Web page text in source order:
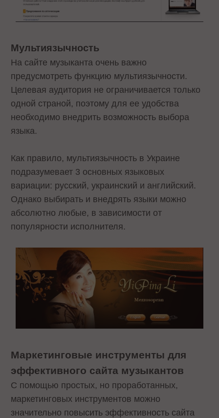
Мультиязычность
На сайте музыканта очень важно
предусмотреть функцию мультиязычности.
Целевая аудитория не ограничивается только
одной страной, поэтому для ее удобства
необходимо внедрить возможность выбора
языка.
Как правило, мультиязычность в Украине
подразумевает 3 основных языковых
вариации: русский, украинский и английский.
Однако выбирать и внедрять языки можно
абсолютно любые, в зависимости от
популярности исполнителя.
Маркетинговые инструменты для
эффективного сайта музыкантов
С помощью простых, но проработанных,
маркетинговых инструментов можно
значительно повысить эффективность сайта